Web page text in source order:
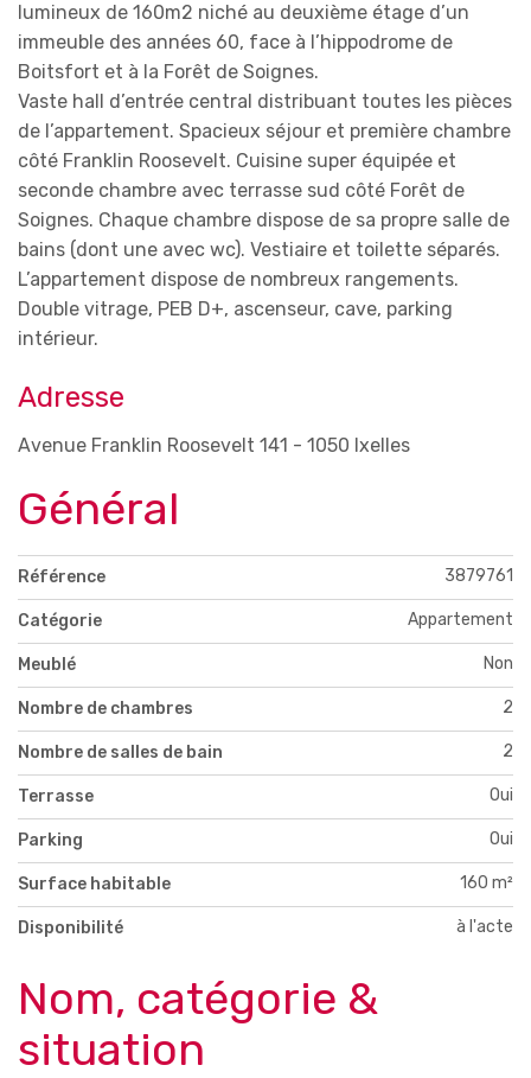
lumineux de 160m2 niché au deuxième étage d’un
immeuble des années 60, face à l’hippodrome de
Boitsfort et à la Forêt de Soignes.
Vaste hall d’entrée central distribuant toutes les pièces
de l’appartement. Spacieux séjour et première chambre
côté Franklin Roosevelt. Cuisine super équipée et
seconde chambre avec terrasse sud côté Forêt de
Soignes. Chaque chambre dispose de sa propre salle de
bains (dont une avec wc). Vestiaire et toilette séparés.
L’appartement dispose de nombreux rangements.
Double vitrage, PEB D+, ascenseur, cave, parking
intérieur.
Adresse
Avenue Franklin Roosevelt 141 - 1050 Ixelles
Général
Référence 3879761
Catégorie Appartement
Meublé Non
Nombre de chambres 2
Nombre de salles de bain 2
Terrasse Oui
Parking Oui
Surface habitable 160 m²
Disponibilité à l'acte
Nom, catégorie &
situation